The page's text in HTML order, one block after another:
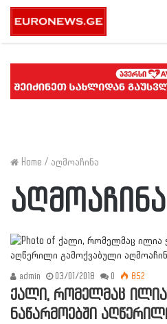
Home / აღმოაჩინა
აღმოაჩინა
admin 03/01/2018 0 852
ქალი, რომელმაც ილია
ნაწარმოებში